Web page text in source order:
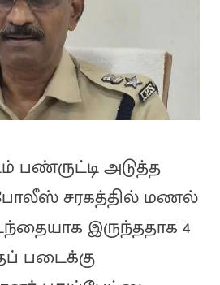
பண்ருட்டி அடுத்த
போலீஸ் சரகத்தில் மணல்
இருந்ததாக 4
படைக்கு